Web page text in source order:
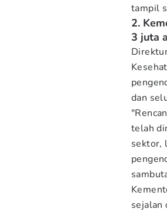
tampil
2.
3 juta
dan
telah
sektor,
sejalan